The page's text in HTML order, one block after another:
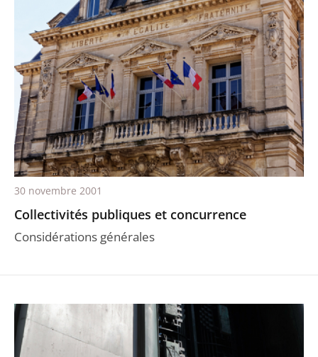
Collectivités publiques et concurrence
Considérations générales
30 novembre 2001